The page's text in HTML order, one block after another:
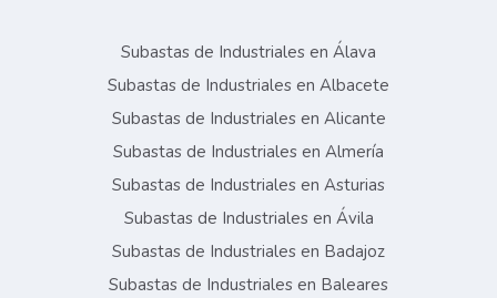
Subastas de Industriales en Álava
Subastas de Industriales en Albacete
Subastas de Industriales en Alicante
Subastas de Industriales en Almería
Subastas de Industriales en Asturias
Subastas de Industriales en Ávila
Subastas de Industriales en Badajoz
Subastas de Industriales en Baleares